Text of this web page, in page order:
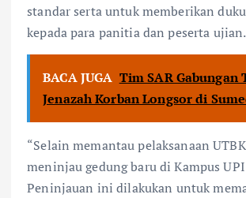
standar serta untuk memberikan
kepada para panitia dan peserta ujian.
BACA JUGA Tim SAR Gabungan
Jenazah Korban Longsor di
“Selain memantau pelaksanaan
meninjau gedung baru di Kampus
Peninjauan ini dilakukan untuk